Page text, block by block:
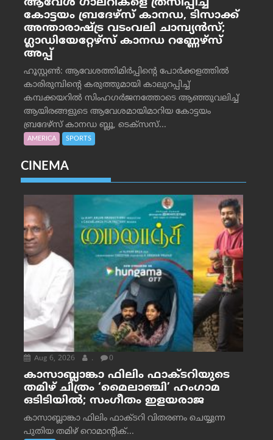
ആവേശ ഗാലറികളെ ത്രസിപ്പിച്ച്
കോട്ടയം ബ്രദേഴ്‌സ് കാനഡ, ടിസാക്ക്
അന്താരാഷ്ട്ര വടംവലി ചാമ്പ്യന്‍സ്;
ഗ്ലാഡിയേറ്റേഴ്‌സ് കാനഡ റണ്ണേഴ്‌സ്
അപ്പ്
ഹൂസ്റ്റണ്‍: ആവേശത്തിമിര്‍പ്പിന്റെ പോര്‍ക്കളത്തില്‍
കാരിരുമ്പിന്റെ കരുത്തുമായി കാലുറപ്പിച്ച്
കമ്പക്കയറില്‍ സിംഹഗര്‍ജനത്തോടെ ആഞ്ഞുവലിച്ച്
ആയിരങ്ങളുടെ ആവേശമായിമാറിയ കോട്ടയം
ബ്രദേഴ്‌സ് കാനഡ ബ്ലൂ, ടെക്‌സസ്...
AMERICA SPORTS
CINEMA
Aug 6, 2026 . 0
കാസാബ്ലാങ്കാ ഫിലിം ഫാക്ടറിയുടെ
തമിഴ് ചിത്രം ‘മൈലാഞ്ചി’ ഹംഗാമ
ഒടിടിയിൽ; സംഗീതം ഇളയരാജ
കാസാബ്ലാങ്കാ ഫിലിം ഫാക്ടറി വിതരണം ചെയ്യുന്ന
പുതിയ തമിഴ് റൊമാന്റിക്...